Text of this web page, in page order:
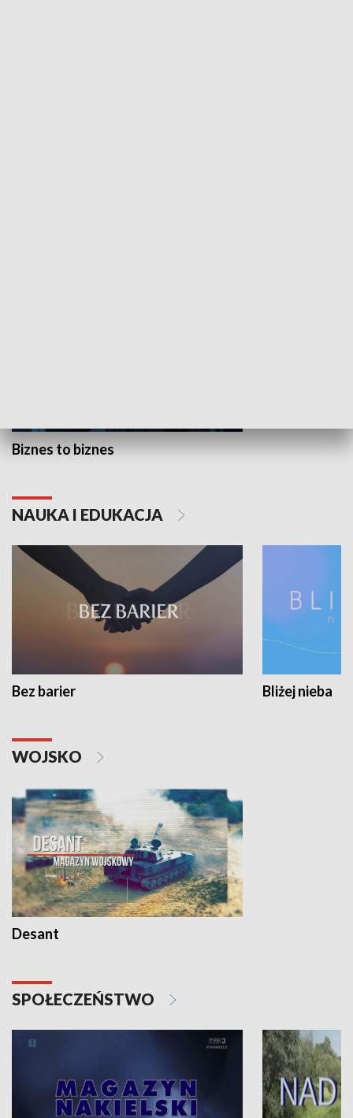
Biznes to biznes
NAUKA I EDUKACJA
Bez barier Bliżej nieba
WOJSKO
Desant
SPOŁECZEŃSTWO